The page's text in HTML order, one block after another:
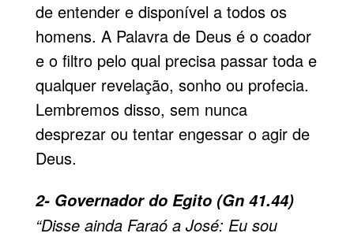
de entender e disponível a todos os
homens. A Palavra de Deusé o coador
e o filtro pelo qual precisa passar toda e
qualquer revelação, sonho ou profecia.
Lem­bremos disso, sem nunca
desprezar ou tentar engessar o agir de
Deus.
2- Governador do Egito (Gn 41.44)
“Disse ainda Faraó a José: Eu sou